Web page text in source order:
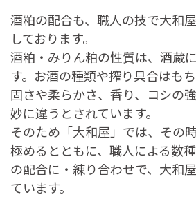
酒粕の配合も、職人の技で大和
しております。
酒粕・みりん粕の性質は、酒蔵
す。お酒の種類や搾り具合はも
固さや柔らかさ、香り、コシの
妙に違うとされています。
そのため「大和屋」では、その
極めるとともに、職人による数
の配合に・練り合わせで、大和
ています。